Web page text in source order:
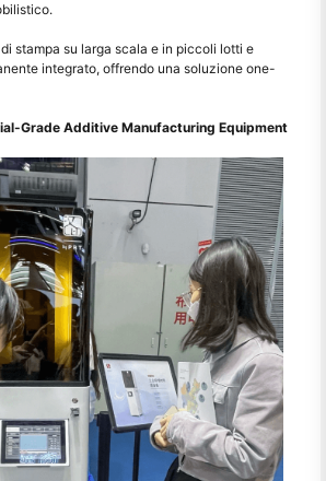
stampa su larga scala e in piccoli lotti e
integrato, offrendo una soluzione one-
Grade Additive Manufacturing Equipment